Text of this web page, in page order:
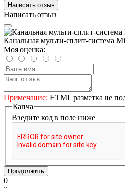
Написать отзыв
Написать отзыв
Канальная мульти-сплит-система
Моя оценка:
Примечание: HTML разметка не
Капча
Введите код в поле ниже
Продолжить
0